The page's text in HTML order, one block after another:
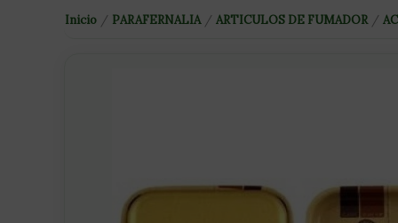
Inicio / PARAFERNALIA / ARTICULOS DE FUMADOR /